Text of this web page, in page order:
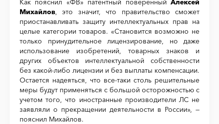
Как пояснил «ФВ» патентный поверенный Алексей
Михайлов, это значит, что правительство сможет
приостанавливать защиту интеллектуальных прав на
целые категории товаров. «Становится возможно не
только принудительное лицензирование, но даже
использование изобретений, товарных знаков и
других объектов интеллектуальной собственности
без какой-либо лицензии и без выплаты компенсации.
Остается надеяться, что все-таки столь решительные
меры будут применяться с большой осторожностью с
учетом того, что иностранные производители ЛС не
заявляли о прекращении деятельности в России», —
пояснил Михайлов.